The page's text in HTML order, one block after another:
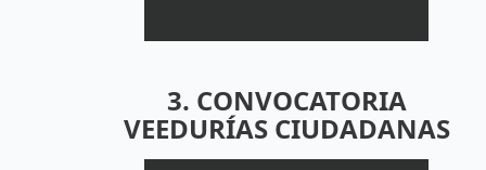
3. CONVOCATORIA
VEEDURÍAS CIUDADANAS